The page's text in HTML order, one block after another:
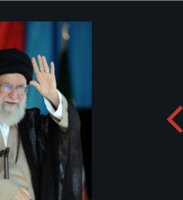
Bürosu Resmi Sitesi
güçleri İslam İnkılâbı rehberi